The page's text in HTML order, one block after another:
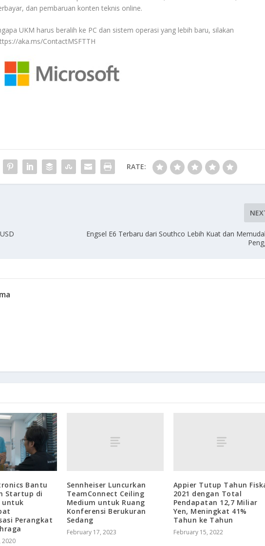
dan pembaruan konten teknis online.
UKM harus beralih ke PC dan sistem operasi yang lebih baru, silakan
aka.ms/ContactMSFTTH
RATE:
Engsel E6 Terbaru dari Southco Lebih Kuat dan
Bantu
Startup di
untuk
Perangkat
2020
Sennheiser Luncurkan
TeamConnect Ceiling
Medium untuk Ruang
Konferensi Berukuran
Sedang
February 17, 2023
Appier Tutup Tahun
2021 dengan Total
Pendapatan 12,7 Miliar
Yen, Meningkat 41%
Tahun ke Tahun
February 15, 2022